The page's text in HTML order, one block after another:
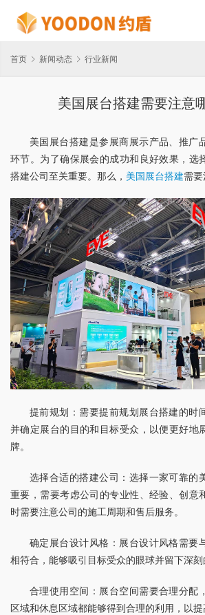
首页 新闻动态 行业新闻
美国展台搭建需要注意
美国展台搭建是参展商展示产品、推广
环节。为了确保展会的成功和良好效果，选
搭建公司至关重要。那么， 美国展台搭建需
提前规划：需要提前规划展台搭建的时
并确定展台的目的和目标受众，以便更好地
牌。
选择合适的搭建公司：选择一家可靠的
重要，需要考虑公司的专业性、经验、创意
时需要注意公司的施工周期和售后服务。
确定展台设计风格：展台设计风格需要
相符合，能够吸引目标受众的眼球并留下深刻
合理使用空间：展台空间需要合理分配
区域和休息区域都能够得到合理的利用，以提